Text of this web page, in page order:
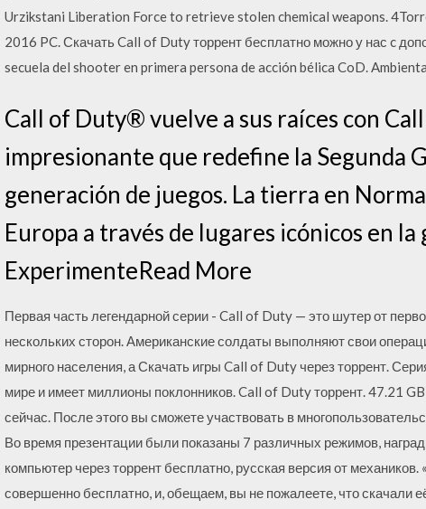
Urzikstani Liberation Force to retrieve stolen chemical weapons.
2016 PC. Скачать Call of Duty торрент бесплатно можно у нас c
secuela del shooter en primera persona de acción bélica CoD.
Call of Duty® vuelve a sus raíces con
impresionante que redefine la Segunda
generación de juegos. La tierra en
Europa a través de lugares icónicos en
ExperimenteRead More
Первая часть легендарной серии - Call of Duty — это шутер от
нескольких сторон. Американские солдаты выполняют свои
мирного населения, а Скачать игры Call of Duty через торрент.
мире и имеет миллионы поклонников. Call of Duty торрент. 47.21
сейчас. После этого вы сможете участвовать в
Во время презентации были показаны 7 различных режимов,
компьютер через торрент бесплатно, русская версия от
совершенно бесплатно, и, обещаем, вы не пожалеете, что скачали